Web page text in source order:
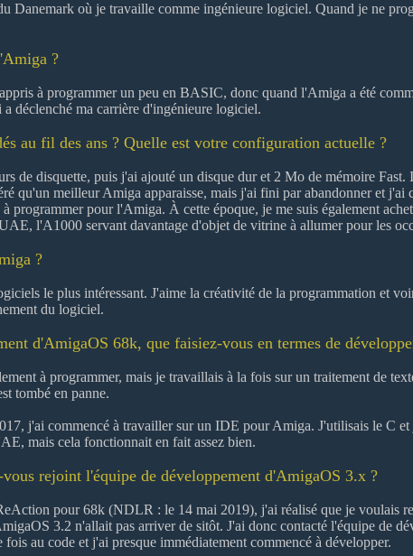
Danemark où je travaille comme ingénieure logiciel. Quand je ne
?
à programmer un peu en BASIC, donc quand l'Amiga a été
déclenché ma carrière d'ingénieure logiciel.
au fil des ans ? Quelle est votre configuration actuelle ?
de disquette, puis j'ai ajouté un disque dur et 2 Mo de mémoire
qu'un meilleur Amiga apparaisse, mais j'ai fini par abandonner et
programmer pour l'Amiga. À cette époque, je me suis également
l'A1000 servant davantage d'objet de vitrine à allumer pour les
?
le plus intéressant. J'aime la créativité de la programmation et
du logiciel.
d'AmigaOS 68k, que faisiez-vous en termes de
à programmer, mais je travaillais à la fois sur un traitement de
tombé en panne.
j'ai commencé à travailler sur un IDE pour Amiga. J'utilisais le C
mais cela fonctionnait en fait assez bien.
rejoint l'équipe de développement d'AmigaOS 3.x ?
pour 68k (NDLR : le 14 mai 2019), j'ai réalisé que je voulais
3.2 n'allait pas arriver de sitôt. J'ai donc contacté l'équipe de
au code et j'ai presque immédiatement commencé à développer.